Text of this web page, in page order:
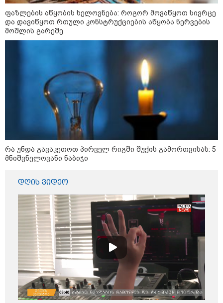
7
აგვისტო
დღის ზოგადი
ასტროლოგიური
პროგნოზი
ეს დღე გამოირჩევა სტაბილური და მშვიდი ენერგიით. კარგი
პერიოდია დაწყებული საქმეების ბოლომდე მოსაყვანად,
ფინანსური საკითხების გადასამოწმებლად და სამუშაო
ფაზლების აწყობის ხელოვნება: როგორ მოვაწყოთ სივრცე
და დავიწყოთ რთული კონსტრუქციების აწყობა ნერვების
მოშლის გარეშე
რა უნდა გავაკეთოთ პირველ რიგში შუქის გამორთვისას: 5
მნიშვნელოვანი ნაბიჯი
დღის ვიდეო